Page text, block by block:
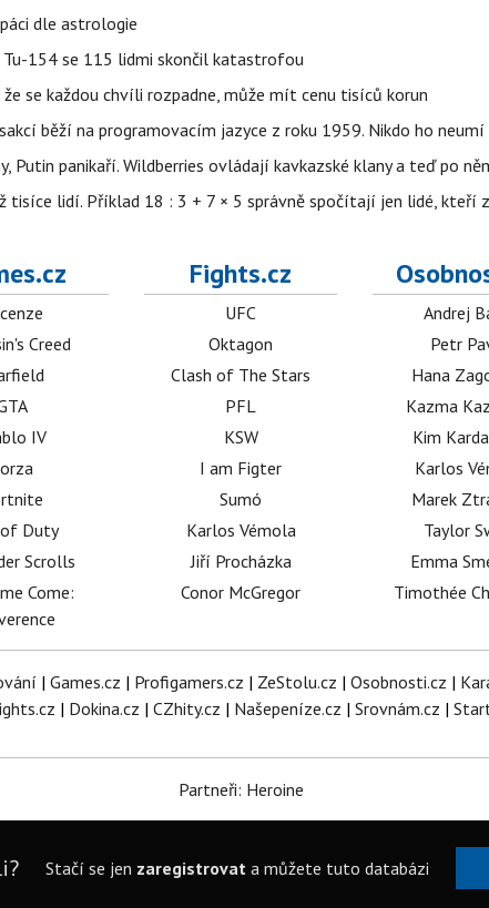
dle astrologie
154 se 115 lidmi skončil katastrofou
se každou chvíli rozpadne, může mít cenu tisíců korun
běží na programovacím jazyce z roku 1959. Nikdo ho
Putin panikaří. Wildberries ovládají kavkazské klany a teď po
tisíce lidí. Příklad 18 : 3 + 7 × 5 správně spočítají jen lidé, kteří
Creed
IV
Duty
Scrolls
Come:
Fights.cz
UFC
Oktagon
Clash of The Stars
PFL
KSW
I am Figter
Sumó
Karlos Vémola
Jiří Procházka
Conor McGregor
Andrej
Petr
Hana
Kazma
Kim
Karlos
Marek
Taylor
Emma
Timothée
| Games.cz | Profigamers.cz | ZeStolu.cz | Osobnosti.cz |
| Dokina.cz | CZhity.cz | Našepeníze.cz | Srovnám.cz |
Partneři: Heroine
Stačí se jen zaregistrovata můžete tuto databázi